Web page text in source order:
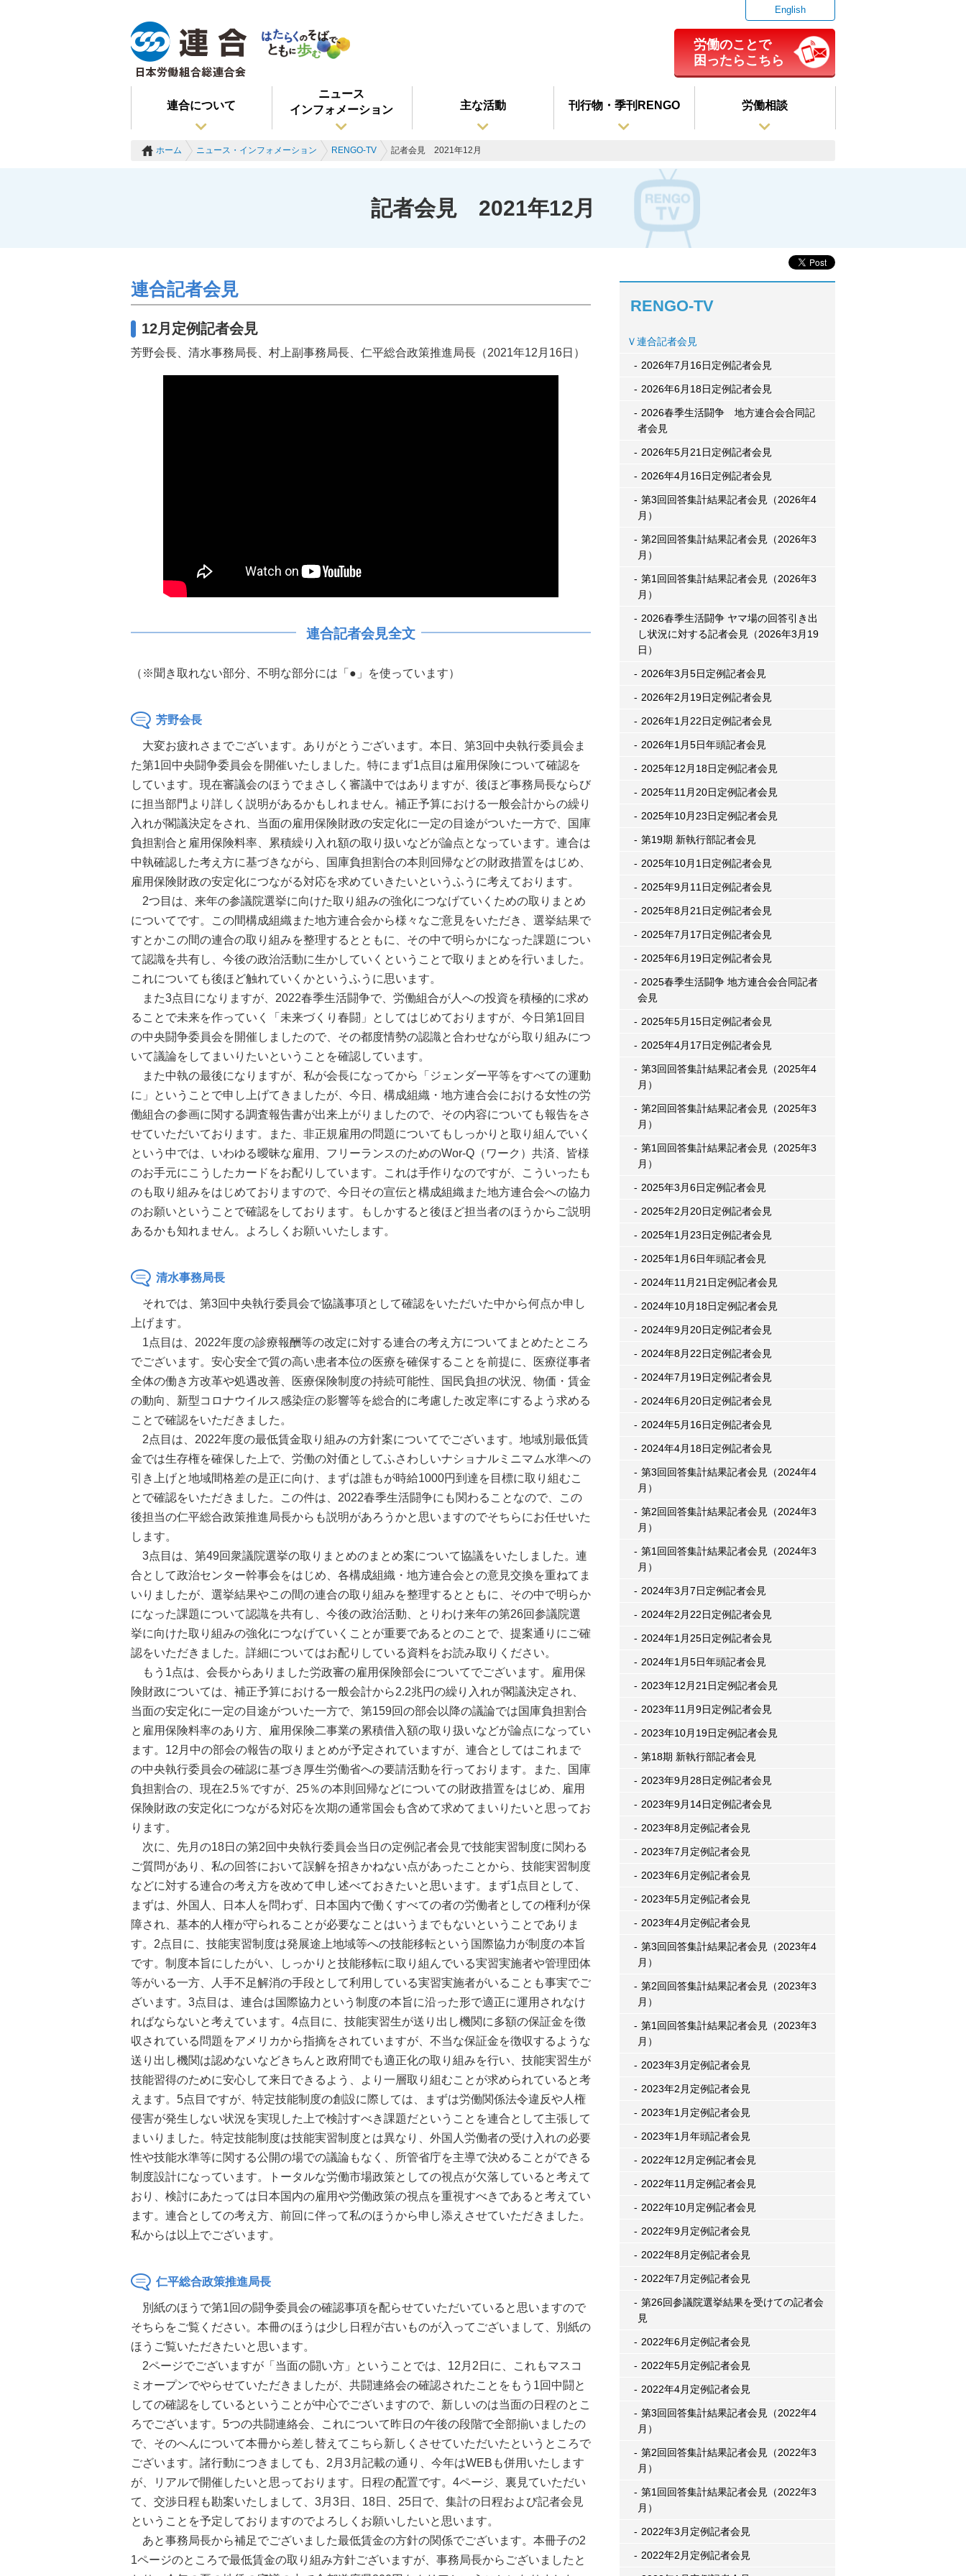
English
労働のことで
困ったらこちら
連合について
ニュース
インフォメーション
主な活動 刊行物・季刊RENGO 労働相談
ホーム ニュース・インフォメーション RENGO-TV 記者会見 2021年12月
記者会見 2021年12月
連合記者会見
12月定例記者会見
芳野会長、清水事務局長、村上副事務局長、仁平総合政策推進局長（2021年12月16日）
連合記者会見全文
（※聞き取れない部分、不明な部分には「●」を使っています）
芳野会長
大変お疲れさまでございます。ありがとうございます。本日、第3回中央執行委員会ま
た第1回中央闘争委員会を開催いたしました。特にまず1点目は雇用保険について確認を
しています。現在審議会のほうでまさしく審議中ではありますが、後ほど事務局長ならび
に担当部門より詳しく説明があるかもしれません。補正予算における一般会計からの繰り
入れが閣議決定をされ、当面の雇用保険財政の安定化に一定の目途がついた一方で、国庫
負担割合と雇用保険料率、累積繰り入れ額の取り扱いなどが論点となっています。連合は
中執確認した考え方に基づきながら、国庫負担割合の本則回帰などの財政措置をはじめ、
雇用保険財政の安定化につながる対応を求めていきたいというふうに考えております。
2つ目は、来年の参議院選挙に向けた取り組みの強化につなげていくための取りまとめ
についてです。この間構成組織また地方連合会から様々なご意見をいただき、選挙結果で
すとかこの間の連合の取り組みを整理するとともに、その中で明らかになった課題につい
て認識を共有し、今後の政治活動に生かしていくということで取りまとめを行いました。
これについても後ほど触れていくかというふうに思います。
また3点目になりますが、2022春季生活闘争で、労働組合が人への投資を積極的に求め
ることで未来を作っていく「未来づくり春闘」としてはじめておりますが、今日第1回目
の中央闘争委員会を開催しましたので、その都度情勢の認識と合わせながら取り組みにつ
いて議論をしてまいりたいということを確認しています。
また中執の最後になりますが、私が会長になってから「ジェンダー平等をすべての運動
に」ということで申し上げてきましたが、今日、構成組織・地方連合会における女性の労
働組合の参画に関する調査報告書が出来上がりましたので、その内容についても報告をさ
せていただいております。また、非正規雇用の問題についてもしっかりと取り組んでいく
という中では、いわゆる曖昧な雇用、フリーランスのためのWor-Q（ワーク）共済、皆様
のお手元にこうしたカードをお配りしています。これは手作りなのですが、こういったも
のも取り組みをはじめておりますので、今日その宣伝と構成組織また地方連合会への協力
のお願いということで確認をしております。もしかすると後ほど担当者のほうからご説明
あるかも知れません。よろしくお願いいたします。
清水事務局長
それでは、第3回中央執行委員会で協議事項として確認をいただいた中から何点か申し
上げます。
1点目は、2022年度の診療報酬等の改定に対する連合の考え方についてまとめたところ
でございます。安心安全で質の高い患者本位の医療を確保することを前提に、医療従事者
全体の働き方改革や処遇改善、医療保険制度の持続可能性、国民負担の状況、物価・賃金
の動向、新型コロナウイルス感染症の影響等を総合的に考慮した改定率にするよう求める
ことで確認をいただきました。
2点目は、2022年度の最低賃金取り組みの方針案についてでございます。地域別最低賃
金では生存権を確保した上で、労働の対価としてふさわしいナショナルミニマム水準への
引き上げと地域間格差の是正に向け、まずは誰もが時給1000円到達を目標に取り組むこ
とで確認をいただきました。この件は、2022春季生活闘争にも関わることなので、この
後担当の仁平総合政策推進局長からも説明があろうかと思いますのでそちらにお任せいた
します。
3点目は、第49回衆議院選挙の取りまとめのまとめ案について協議をいたしました。連
合として政治センター幹事会をはじめ、各構成組織・地方連合会との意見交換を重ねてま
いりましたが、選挙結果やこの間の連合の取り組みを整理するとともに、その中で明らか
になった課題について認識を共有し、今後の政治活動、とりわけ来年の第26回参議院選
挙に向けた取り組みの強化につなげていくことが重要であるとのことで、提案通りにご確
認をいただきました。詳細についてはお配りしている資料をお読み取りください。
もう1点は、会長からありました労政審の雇用保険部会についてでございます。雇用保
険財政については、補正予算における一般会計から2.2兆円の繰り入れが閣議決定され、
当面の安定化に一定の目途がついた一方で、第159回の部会以降の議論では国庫負担割合
と雇用保険料率のあり方、雇用保険二事業の累積借入額の取り扱いなどが論点になってい
ます。12月中の部会の報告の取りまとめが予定されていますが、連合としてはこれまで
の中央執行委員会の確認に基づき厚生労働省への要請活動を行っております。また、国庫
負担割合の、現在2.5％ですが、25％の本則回帰などについての財政措置をはじめ、雇用
保険財政の安定化につながる対応を次期の通常国会も含めて求めてまいりたいと思ってお
ります。
次に、先月の18日の第2回中央執行委員会当日の定例記者会見で技能実習制度に関わる
ご質問があり、私の回答において誤解を招きかねない点があったことから、技能実習制度
などに対する連合の考え方を改めて申し述べておきたいと思います。まず1点目として、
まずは、外国人、日本人を問わず、日本国内で働くすべての者の労働者としての権利が保
障され、基本的人権が守られることが必要なことはいうまでもないということでありま
す。2点目に、技能実習制度は発展途上地域等への技能移転という国際協力が制度の本旨
です。制度本旨にしたがい、しっかりと技能移転に取り組んでいる実習実施者や管理団体
等がいる一方、人手不足解消の手段として利用している実習実施者がいることも事実でご
ざいます。3点目は、連合は国際協力という制度の本旨に沿った形で適正に運用されなけ
ればならないと考えています。4点目に、技能実習生が送り出し機関に多額の保証金を徴
収されている問題をアメリカから指摘をされていますが、不当な保証金を徴収するような
送り出し機関は認めないなどきちんと政府間でも適正化の取り組みを行い、技能実習生が
技能習得のために安心して来日できるよう、より一層取り組むことが求められていると考
えます。5点目ですが、特定技能制度の創設に際しては、まずは労働関係法令違反や人権
侵害が発生しない状況を実現した上で検討すべき課題だということを連合として主張して
まいりました。特定技能制度は技能実習制度とは異なり、外国人労働者の受け入れの必要
性や技能水準等に関する公開の場での議論もなく、所管省庁を主導で決めることができる
制度設計になっています。トータルな労働市場政策としての視点が欠落していると考えて
おり、検討にあたっては日本国内の雇用や労働政策の視点を重視すべきであると考えてい
ます。連合としての考え方、前回に伴って私のほうから申し添えさせていただきました。
私からは以上でございます。
仁平総合政策推進局長
別紙のほうで第1回の闘争委員会の確認事項を配らせていただいていると思いますので
そちらをご覧ください。本冊のほうは少し日程が古いものが入ってございまして、別紙の
ほうご覧いただきたいと思います。
2ページでございますが「当面の闘い方」ということでは、12月2日に、これもマスコ
ミオープンでやらせていただきましたが、共闘連絡会の確認されたことをもう1回中闘と
しての確認をしているということが中心でございますので、新しいのは当面の日程のとこ
ろでございます。5つの共闘連絡会、これについて昨日の午後の段階で全部揃いましたの
で、そのへんについて本冊から差し替えてこちら新しくさせていただいたというところで
ございます。諸行動につきましても、2月3月記載の通り、今年はWEBも併用いたします
が、リアルで開催したいと思っております。日程の配置です。4ページ、裏見ていただい
て、交渉日程も勘案いたしまして、3月3日、18日、25日で、集計の日程および記者会見
ということを予定しておりますのでよろしくお願いしたいと思います。
あと事務局長から補足でございました最低賃金の方針の関係でございます。本冊子の2
1ページのところで最低賃金の取り組み方針ございますが、事務局長からございましたと
RENGO-TV
連合記者会見
2026年7月16日定例記者会見
2026年6月18日定例記者会見
2026春季生活闘争 地方連合会合同記
者会見
2026年5月21日定例記者会見
2026年4月16日定例記者会見
第3回回答集計結果記者会見（2026年4
月）
第2回回答集計結果記者会見（2026年3
月）
第1回回答集計結果記者会見（2026年3
月）
2026春季生活闘争 ヤマ場の回答引き出
し状況に対する記者会見（2026年3月19
日）
2026年3月5日定例記者会見
2026年2月19日定例記者会見
2026年1月22日定例記者会見
2026年1月5日年頭記者会見
2025年12月18日定例記者会見
2025年11月20日定例記者会見
2025年10月23日定例記者会見
第19期 新執行部記者会見
2025年10月1日定例記者会見
2025年9月11日定例記者会見
2025年8月21日定例記者会見
2025年7月17日定例記者会見
2025年6月19日定例記者会見
2025春季生活闘争 地方連合会合同記者
会見
2025年5月15日定例記者会見
2025年4月17日定例記者会見
第3回回答集計結果記者会見（2025年4
月）
第2回回答集計結果記者会見（2025年3
月）
第1回回答集計結果記者会見（2025年3
月）
2025年3月6日定例記者会見
2025年2月20日定例記者会見
2025年1月23日定例記者会見
2025年1月6日年頭記者会見
2024年11月21日定例記者会見
2024年10月18日定例記者会見
2024年9月20日定例記者会見
2024年8月22日定例記者会見
2024年7月19日定例記者会見
2024年6月20日定例記者会見
2024年5月16日定例記者会見
2024年4月18日定例記者会見
第3回回答集計結果記者会見（2024年4
月）
第2回回答集計結果記者会見（2024年3
月）
第1回回答集計結果記者会見（2024年3
月）
2024年3月7日定例記者会見
2024年2月22日定例記者会見
2024年1月25日定例記者会見
2024年1月5日年頭記者会見
2023年12月21日定例記者会見
2023年11月9日定例記者会見
2023年10月19日定例記者会見
第18期 新執行部記者会見
2023年9月28日定例記者会見
2023年9月14日定例記者会見
2023年8月定例記者会見
2023年7月定例記者会見
2023年6月定例記者会見
2023年5月定例記者会見
2023年4月定例記者会見
第3回回答集計結果記者会見（2023年4
月）
第2回回答集計結果記者会見（2023年3
月）
第1回回答集計結果記者会見（2023年3
月）
2023年3月定例記者会見
2023年2月定例記者会見
2023年1月定例記者会見
2023年1月年頭記者会見
2022年12月定例記者会見
2022年11月定例記者会見
2022年10月定例記者会見
2022年9月定例記者会見
2022年8月定例記者会見
2022年7月定例記者会見
第26回参議院選挙結果を受けての記者会
見
2022年6月定例記者会見
2022年5月定例記者会見
2022年4月定例記者会見
第3回回答集計結果記者会見（2022年4
月）
第2回回答集計結果記者会見（2022年3
月）
第1回回答集計結果記者会見（2022年3
月）
2022年3月定例記者会見
2022年2月定例記者会見